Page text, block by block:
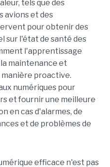
tels que des
avions et des
pour obtenir des
sur l'état de santé des
l'apprentissage
maintenance et
manière proactive.
numériques pour
et fournir une meilleure
en cas d'alarmes, de
et de problèmes de
efficace n'est pas